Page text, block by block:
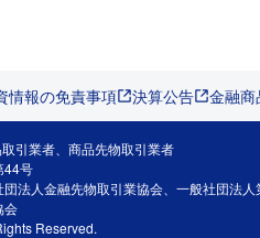
情報の免責事項 決算公告 金融
引業者、商品先物取引業者
44号
法人金融先物取引業協会、一般社団法
会
Reserved.